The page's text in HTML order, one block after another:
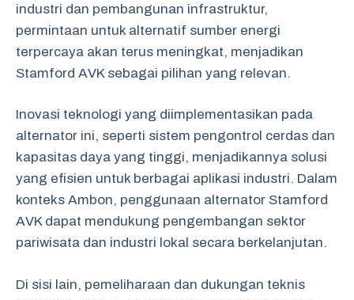
industri dan pembangunan infrastruktur,
permintaan untuk alternatif sumber energi
terpercaya akan terus meningkat, menjadikan
Stamford AVK sebagai pilihan yang relevan.
Inovasi teknologi yang diimplementasikan pada
alternator ini, seperti sistem pengontrol cerdas dan
kapasitas daya yang tinggi, menjadikannya solusi
yang efisien untuk berbagai aplikasi industri. Dalam
konteks Ambon, penggunaan alternator Stamford
AVK dapat mendukung pengembangan sektor
pariwisata dan industri lokal secara berkelanjutan.
Di sisi lain, pemeliharaan dan dukungan teknis